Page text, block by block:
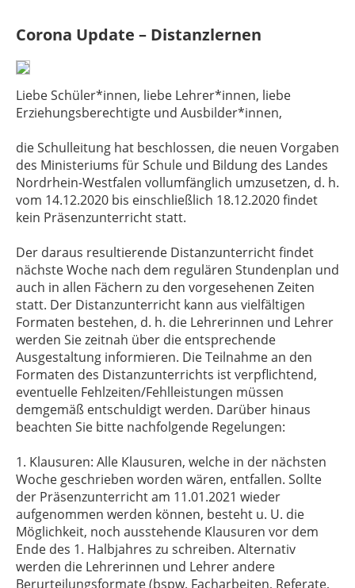
Corona Update – Distanzlernen
Liebe Schüler*innen, liebe Lehrer*innen, liebe
Erziehungsberechtigte und Ausbilder*innen,
die Schulleitung hat beschlossen, die neuen Vorgaben
des Ministeriums für Schule und Bildung des Landes
Nordrhein-Westfalen vollumfänglich umzusetzen, d. h.
vom 14.12.2020 bis einschließlich 18.12.2020 findet
kein Präsenzunterricht statt.
Der daraus resultierende Distanzunterricht findet
nächste Woche nach dem regulären Stundenplan und
auch in allen Fächern zu den vorgesehenen Zeiten
statt. Der Distanzunterricht kann aus vielfältigen
Formaten bestehen, d. h. die Lehrerinnen und Lehrer
werden Sie zeitnah über die entsprechende
Ausgestaltung informieren. Die Teilnahme an den
Formaten des Distanzunterrichts ist verpflichtend,
eventuelle Fehlzeiten/Fehlleistungen müssen
demgemäß entschuldigt werden. Darüber hinaus
beachten Sie bitte nachfolgende Regelungen:
1. Klausuren: Alle Klausuren, welche in der nächsten
Woche geschrieben worden wären, entfallen. Sollte
der Präsenzunterricht am 11.01.2021 wieder
aufgenommen werden können, besteht u. U. die
Möglichkeit, noch ausstehende Klausuren vor dem
Ende des 1. Halbjahres zu schreiben. Alternativ
werden die Lehrerinnen und Lehrer andere
Berurteilungsformate (bspw. Facharbeiten, Referate,